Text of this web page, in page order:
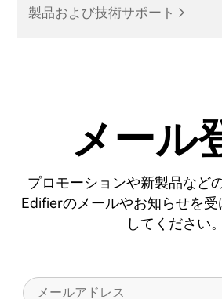
製品および技術サポート
メール
プロモーションや新製品など
Edifierのメールやお知らせを
してください。